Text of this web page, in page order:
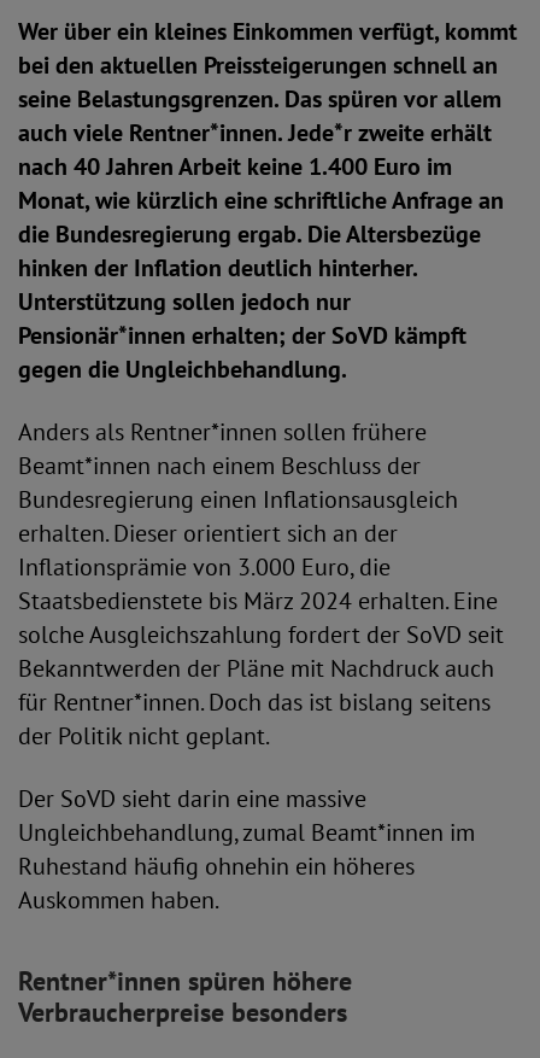
Wer über ein kleines Einkommen verfügt, kommt
bei den aktuellen Preissteigerungen schnell an
seine Belastungsgrenzen. Das spüren vor allem
auch viele Rentner*innen. Jede*r zweite erhält
nach 40 Jahren Arbeit keine 1.400 Euro im
Monat, wie kürzlich eine schriftliche Anfrage an
die Bundesregierung ergab. Die Altersbezüge
hinken der Inflation deutlich hinterher.
Unterstützung sollen jedoch nur
Pensionär*innen erhalten; der SoVD kämpft
gegen die Ungleichbehandlung.
Anders als Rentner*innen sollen frühere
Beamt*innen nach einem Beschluss der
Bundesregierung einen Inflationsausgleich
erhalten. Dieser orientiert sich an der
Inflationsprämie von 3.000 Euro, die
Staatsbedienstete bis März 2024 erhalten. Eine
solche Ausgleichszahlung fordert der SoVD seit
Bekanntwerden der Pläne mit Nachdruck auch
für Rentner*innen. Doch das ist bislang seitens
der Politik nicht geplant.
Der SoVD sieht darin eine massive
Ungleichbehandlung, zumal Beamt*innen im
Ruhestand häufig ohnehin ein höheres
Auskommen haben.
Rentner*innen spüren höhere
Verbraucherpreise besonders